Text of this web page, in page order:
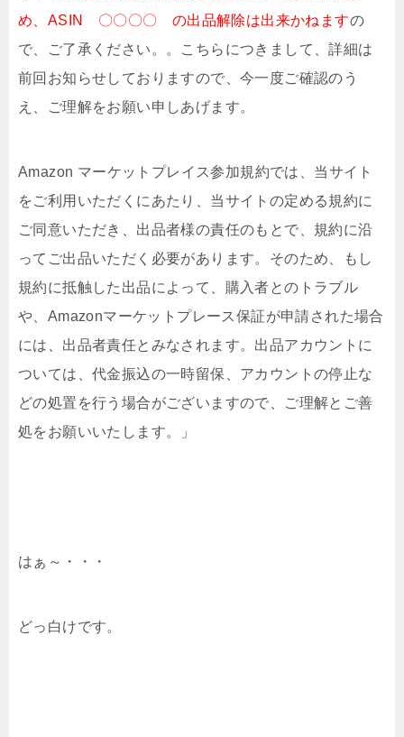
め、ASIN 〇〇〇〇 の出品解除は出来かねますの
で、ご了承ください。。こちらにつきまして、詳細は
前回お知らせしておりますので、今一度ご確認のう
え、ご理解をお願い申しあげます。
Amazon マーケットプレイス参加規約では、当サイト
をご利用いただくにあたり、当サイトの定める規約に
ご同意いただき、出品者様の責任のもとで、規約に沿
ってご出品いただく必要があります。そのため、もし
規約に抵触した出品によって、購入者とのトラブル
や、Amazonマーケットプレース保証が申請された場合
には、出品者責任とみなされます。出品アカウントに
ついては、代金振込の一時留保、アカウントの停止な
どの処置を行う場合がございますので、ご理解とご善
処をお願いいたします。」
はぁ～・・・
どっ白けです。